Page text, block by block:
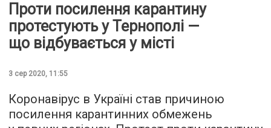
Проти посилення карантину
протестують у Тернополі —
що відбувається у місті
3 сер 2020, 11:55
Коронавірус в Україні став причиною
посилення карантинних обмежень